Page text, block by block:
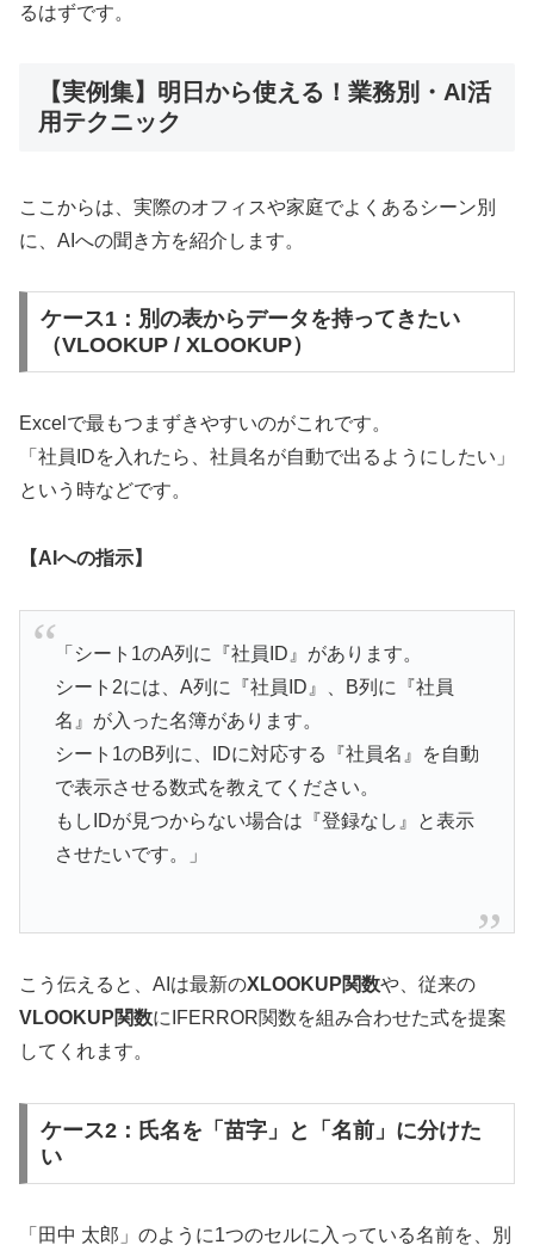
るはずです。
【実例集】明日から使える！業務別・AI活
用テクニック
ここからは、実際のオフィスや家庭でよくあるシーン別
に、AIへの聞き方を紹介します。
ケース1：別の表からデータを持ってきたい
（VLOOKUP / XLOOKUP）
Excelで最もつまずきやすいのがこれです。
「社員IDを入れたら、社員名が自動で出るようにしたい」
という時などです。
【AIへの指示】
「シート1のA列に『社員ID』があります。
シート2には、A列に『社員ID』、B列に『社員
名』が入った名簿があります。
シート1のB列に、IDに対応する『社員名』を自動
で表示させる数式を教えてください。
もしIDが見つからない場合は『登録なし』と表示
させたいです。」
こう伝えると、AIは最新のXLOOKUP関数や、従来の
VLOOKUP関数にIFERROR関数を組み合わせた式を提案
してくれます。
ケース2：氏名を「苗字」と「名前」に分けた
い
「田中 太郎」のように1つのセルに入っている名前を、別